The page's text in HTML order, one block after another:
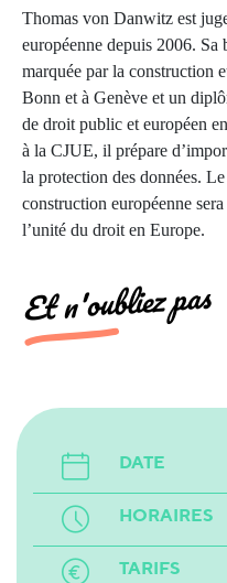
Thomas von Danwitz est
européenne depuis 2006.
marquée par la construction
Bonn et à Genève et un
de droit public et européen
à la CJUE, il prépare
la protection des données.
construction européenne
l’unité du droit en Europe.
Et n'oubliez pas
DATE
HORAIRES
TARIFS